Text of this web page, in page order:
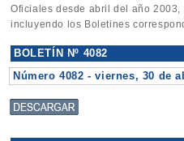
Oficiales desde abril del año
incluyendo los Boletines
BOLETÍN Nº 4082
Número 4082 - viernes, 30 de